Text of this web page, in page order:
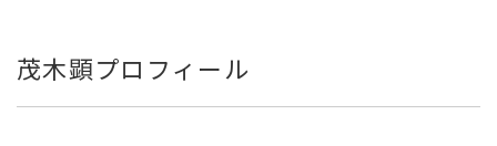
茂木顕プロフィール